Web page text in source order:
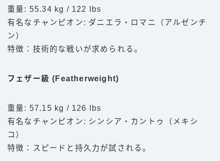
重量: 55.34 kg / 122 lbs
有名なチャンピオン: ダニエラ・ロマニ（アルゼンチ
ン）
特徴：技術的な戦いが求められる。
フェザー級 (Featherweight)
重量: 57.15 kg / 126 lbs
有名なチャンピオン: シンシア・カントゥ（メキシ
コ）
特徴：スピードと持久力が試される。